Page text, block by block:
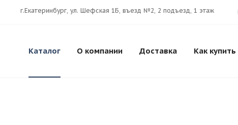
г.Екатеринбург, ул. Шефская 1Б, въезд №2, 2 подъезд, 1 этаж
Каталог О компании Доставка Как купить